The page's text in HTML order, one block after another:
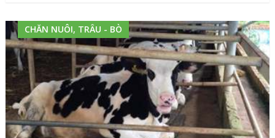
CHĂN NUÔI, TRÂU - BÒ